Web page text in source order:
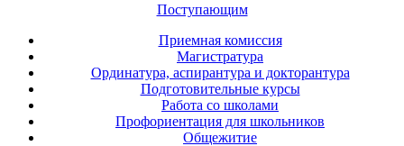
Поступающим
Приемная комиссия
Магистратура
Ординатура, аспирантура и докторантура
Подготовительные курсы
Работа со школами
Профориентация для школьников
Общежитие